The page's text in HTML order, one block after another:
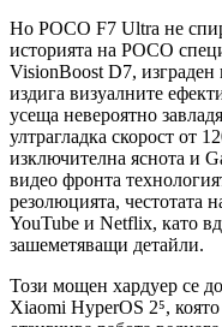
Но POCO F7 Ultra не
историята на POCO
VisionBoost D7,
издига визуалните
усеща невероятно
ултрагладка скорост от
изключителна яснота и
видео фронта
резолюцията, честотата
YouTube и Netflix, като
зашеметяващи детайли.
Този мощен хардуер се
Xiaomi HyperOS 2⁵,